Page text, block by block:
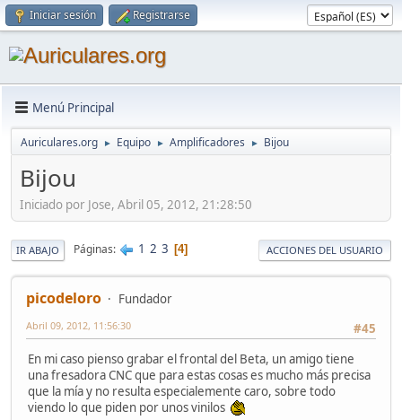
Iniciar sesión Registrarse
Menú Principal
Auriculares.org ► Equipo ► Amplificadores ► Bijou
Bijou
Iniciado por Jose, Abril 05, 2012, 21:28:50
IR ABAJO Páginas 1 2 3 4 ACCIONES DEL USUARIO
picodeloro
Fundador
#45
Abril 09, 2012, 11:56:30
En mi caso pienso grabar el frontal del Beta, un amigo tiene
una fresadora CNC que para estas cosas es mucho más precisa
que la mía y no resulta especialemente caro, sobre todo
viendo lo que piden por unos vinilos